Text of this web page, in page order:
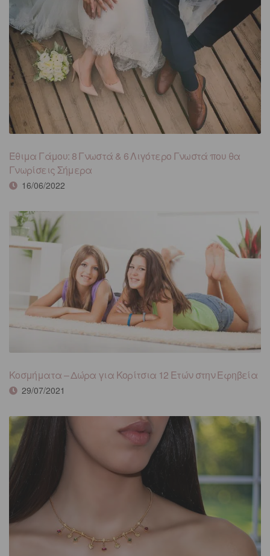
Έθιμα Γάμου: 8 Γνωστά & 6 Λιγότερο Γνωστά που θα
Γνωρίσεις Σήμερα
16/06/2022
Κοσμήματα – Δώρα για Κορίτσια 12 Ετών στην Εφηβεία
29/07/2021